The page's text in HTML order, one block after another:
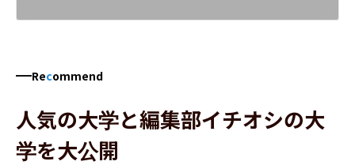
Recommend
人気の大学と編集部イチオシの大
学を大公開